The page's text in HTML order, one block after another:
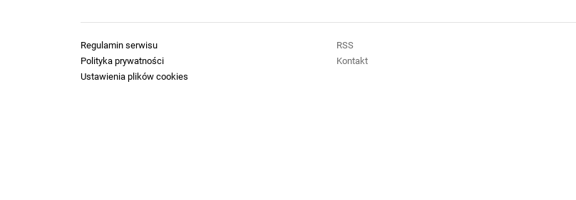
Regulamin serwisu
Polityka prywatności
Ustawienia plików cookies
RSS
Kontakt